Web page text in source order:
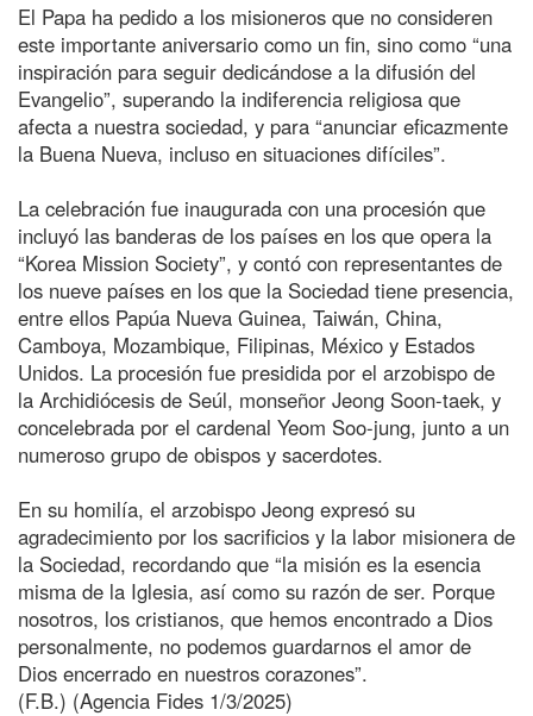
El Papa ha pedido a los misioneros que no consideren
este importante aniversario como un fin, sino como “una
inspiración para seguir dedicándose a la difusión del
Evangelio”, superando la indiferencia religiosa que
afecta a nuestra sociedad, y para “anunciar eficazmente
la Buena Nueva, incluso en situaciones difíciles”.
La celebración fue inaugurada con una procesión que
incluyó las banderas de los países en los que opera la
“Korea Mission Society”, y contó con representantes de
los nueve países en los que la Sociedad tiene presencia,
entre ellos Papúa Nueva Guinea, Taiwán, China,
Camboya, Mozambique, Filipinas, México y Estados
Unidos. La procesión fue presidida por el arzobispo de
la Archidiócesis de Seúl, monseñor Jeong Soon-taek, y
concelebrada por el cardenal Yeom Soo-jung, junto a un
numeroso grupo de obispos y sacerdotes.
En su homilía, el arzobispo Jeong expresó su
agradecimiento por los sacrificios y la labor misionera de
la Sociedad, recordando que “la misión es la esencia
misma de la Iglesia, así como su razón de ser. Porque
nosotros, los cristianos, que hemos encontrado a Dios
personalmente, no podemos guardarnos el amor de
Dios encerrado en nuestros corazones”.
(F.B.) (Agencia Fides 1/3/2025)